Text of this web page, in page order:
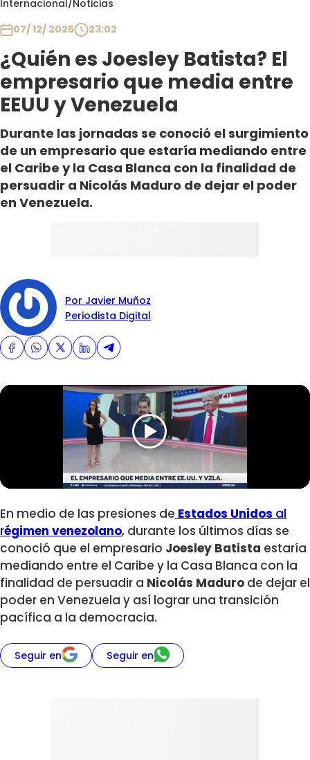
Internacional/Noticias
07/ 12/ 2025
23:02
¿Quién es Joesley Batista? El
empresario que media entre
EEUU y Venezuela
Durante las jornadas se conoció el surgimiento
de un empresario que estaría mediando entre
el Caribe y la Casa Blanca con la finalidad de
persuadir a Nicolás Maduro de dejar el poder
en Venezuela.
Por Javier Muñoz
Periodista Digital
En medio de las presiones de Estados Unidos al
régimen venezolano, durante los últimos días se
conoció que el empresario Joesley Batista estaría
mediando entre el Caribe y la Casa Blanca con la
finalidad de persuadir a Nicolás Maduro de dejar el
poder en Venezuela y así lograr una transición
pacífica a la democracia.
Seguir en Seguir en
Club De La Comedia
Contigo en Directo
Plan Perfecto
El Tiempo
Sabingo
Todos Los Programas